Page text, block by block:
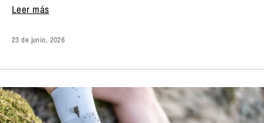
Leer más
23 de junio, 2026